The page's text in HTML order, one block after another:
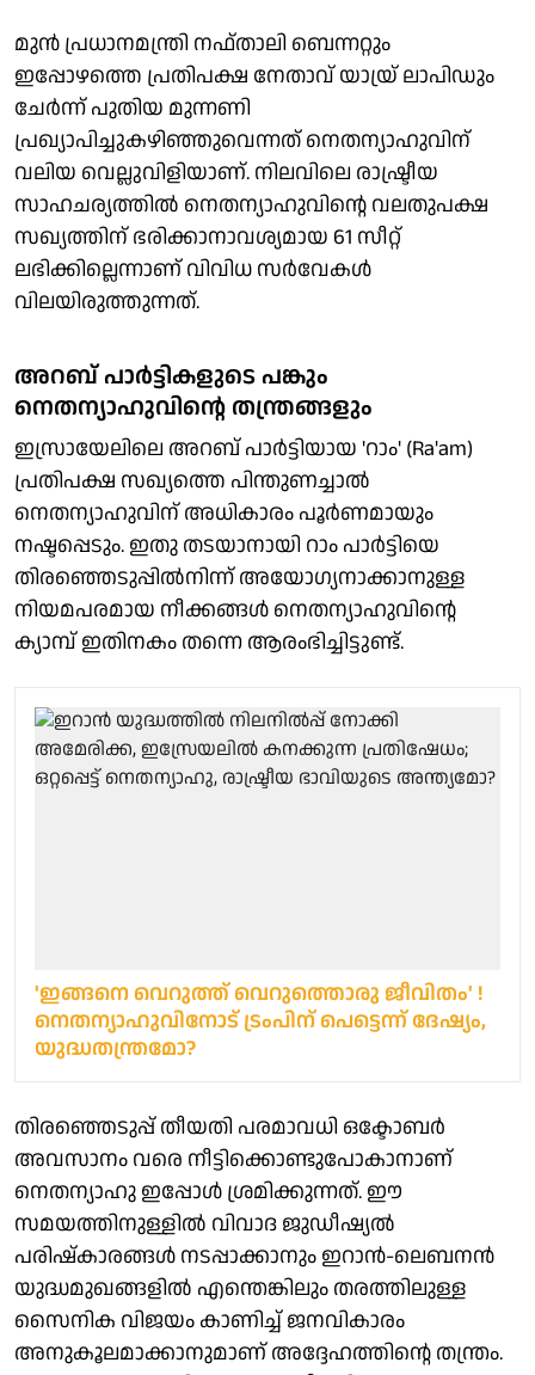
മുൻ പ്രധാനമന്ത്രി നഫ്താലി ബെന്നറ്റും
ഇപ്പോഴത്തെ പ്രതിപക്ഷ നേതാവ് യായ്ര് ലാപിഡും
ചേർന്ന് പുതിയ മുന്നണി
പ്രഖ്യാപിച്ചുകഴിഞ്ഞുവെന്നത് നെതന്യാഹുവിന്
വലിയ വെല്ലുവിളിയാണ്. നിലവിലെ രാഷ്ട്രീയ
സാഹചര്യത്തിൽ നെതന്യാഹുവിന്റെ വലതുപക്ഷ
സഖ്യത്തിന് ഭരിക്കാനാവശ്യമായ 61 സീറ്റ്
ലഭിക്കില്ലെന്നാണ് വിവിധ സർവേകൾ
വിലയിരുത്തുന്നത്.
അറബ് പാർട്ടികളുടെ പങ്കും
നെതന്യാഹുവിന്റെ തന്ത്രങ്ങളും
ഇസ്രായേലിലെ അറബ് പാർട്ടിയായ 'റാം' (Ra'am)
പ്രതിപക്ഷ സഖ്യത്തെ പിന്തുണച്ചാൽ
നെതന്യാഹുവിന് അധികാരം പൂർണമായും
നഷ്ടപ്പെടും. ഇതു തടയാനായി റാം പാർട്ടിയെ
തിരഞ്ഞെടുപ്പിൽനിന്ന് അയോഗ്യനാക്കാനുള്ള
നിയമപരമായ നീക്കങ്ങൾ നെതന്യാഹുവിന്റെ
ക്യാമ്പ് ഇതിനകം തന്നെ ആരംഭിച്ചിട്ടുണ്ട്.
'ഇങ്ങനെ വെറുത്ത് വെറുത്തൊരു ജീവിതം' !
നെതന്യാഹുവിനോട് ട്രംപിന് പെട്ടെന്ന് ദേഷ്യം,
യുദ്ധതന്ത്രമോ?
തിരഞ്ഞെടുപ്പ് തീയതി പരമാവധി ഒക്ടോബർ
അവസാനം വരെ നീട്ടിക്കൊണ്ടുപോകാനാണ്
നെതന്യാഹു ഇപ്പോൾ ശ്രമിക്കുന്നത്. ഈ
സമയത്തിനുള്ളിൽ വിവാദ ജുഡീഷ്യൽ
പരിഷ്കാരങ്ങൾ നടപ്പാക്കാനും ഇറാൻ-ലെബനൻ
യുദ്ധമുഖങ്ങളിൽ എന്തെങ്കിലും തരത്തിലുള്ള
സൈനിക വിജയം കാണിച്ച് ജനവികാരം
അനുകൂലമാക്കാനുമാണ് അദ്ദേഹത്തിന്റെ തന്ത്രം.